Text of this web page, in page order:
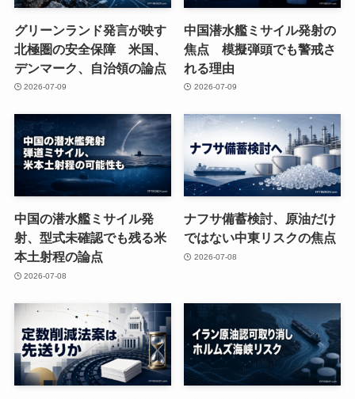
グリーンランド発言が映す
北極圏の安全保障 米国、
デンマーク、自治領の論点
2026-07-09
中国潜水艦ミサイル発射の
焦点 模擬弾頭でも警戒さ
れる理由
2026-07-09
中国の潜水艦ミサイル発
射、型式未確認でも残る米
本土射程の論点
2026-07-08
ナフサ備蓄検討、原油だけ
ではない中東リスクの焦点
2026-07-08